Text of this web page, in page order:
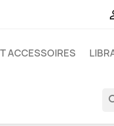
ACCESSOIRES